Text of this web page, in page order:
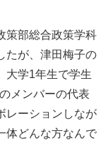
策部総合政策学科
たが、津田梅子の
大学1年生で学生
メンバーの代表
レーションしなが
体どんな方なんで